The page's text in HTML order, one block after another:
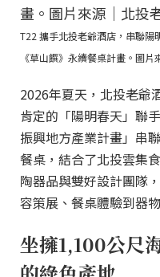
T22 攜手北投老爺酒店，串聯陽
《草山饌》永續餐桌計畫。圖片
2026年夏天，北投老爺
肯定的「陽明春天」聯
振興地方產業計畫」串
餐桌，結合了北投雲集
陶器品與雙好設計團隊
容策展、餐桌體驗到器
坐擁1,100公尺